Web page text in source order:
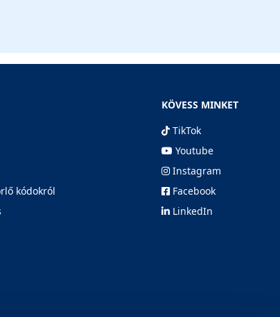
kódokról
KÖVESS MINKET
TikTok
Youtube
Instagram
Facebook
LinkedIn